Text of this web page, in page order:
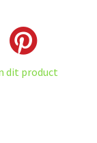
dit product